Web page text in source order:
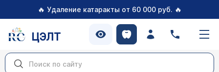
🔥 Удаление катаракты от 60 000 руб. 🔥
ЦЭЛТ